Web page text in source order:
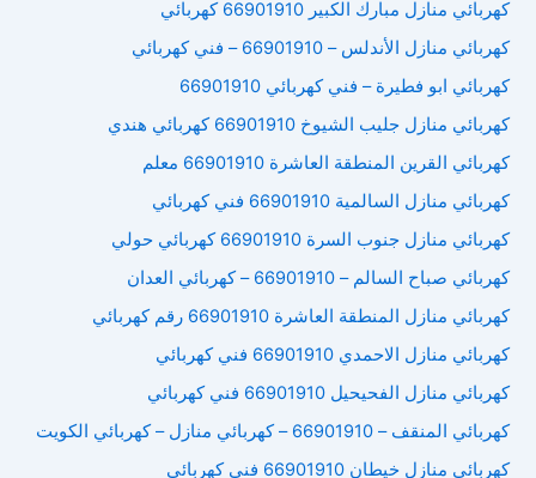
كهربائي منازل مبارك الكبير 66901910 كهربائي
كهربائي منازل الأندلس – 66901910 – فني كهربائي
كهربائي ابو فطيرة – فني كهربائي 66901910
كهربائي منازل جليب الشيوخ 66901910 كهربائي هندي
كهربائي القرين المنطقة العاشرة 66901910 معلم
كهربائي منازل السالمية 66901910 فني كهربائي
كهربائي منازل جنوب السرة 66901910 كهربائي حولي
كهربائي صباح السالم – 66901910 – كهربائي العدان
كهربائي منازل المنطقة العاشرة 66901910 رقم كهربائي
كهربائي منازل الاحمدي 66901910 فني كهربائي
كهربائي منازل الفحيحيل 66901910 فني كهربائي
كهربائي المنقف – 66901910 – كهربائي منازل – كهربائي الكويت
كهربائي منازل خيطان 66901910 فني كهربائي